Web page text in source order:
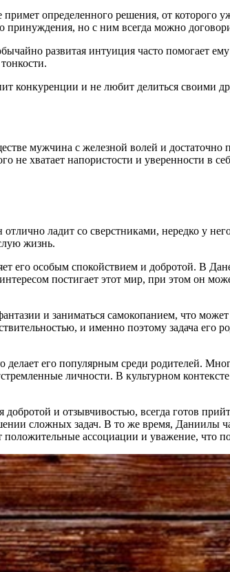
определенного решения, от которого
принуждения, но с ним всегда можно
развитая интуиция часто помогает
конкуренции и не любит делиться своими
мужчина с железной волей и
не хватает напористости и уверенности в
ладит со сверстниками, нередко у
жизнь.
его особым спокойствием и добротой. В
постигает этот мир, при этом он
и заниматься самокопанием, что
и именно поэтому задача
его популярным среди родителей.
личности. В культурном
и отзывчивостью, всегда готов
сложных задач. В то же время, Даниилы
ассоциации и уважение, что